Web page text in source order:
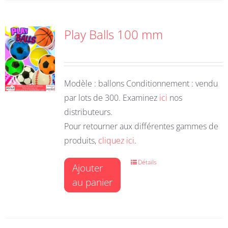
Play Balls 100 mm
Modèle : ballons Conditionnement : vendu
par lots de 300. Examinez ici nos
distributeurs.
Pour retourner aux différentes gammes de
produits, cliquez ici.
Ajouter
au panier
Détails